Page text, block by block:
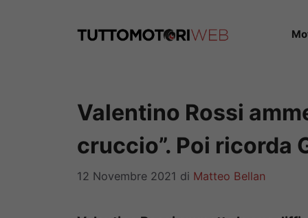
Valentino Rossi
cruccio”. Poi ricorda
12 Novembre 2021 di Matteo Bellan